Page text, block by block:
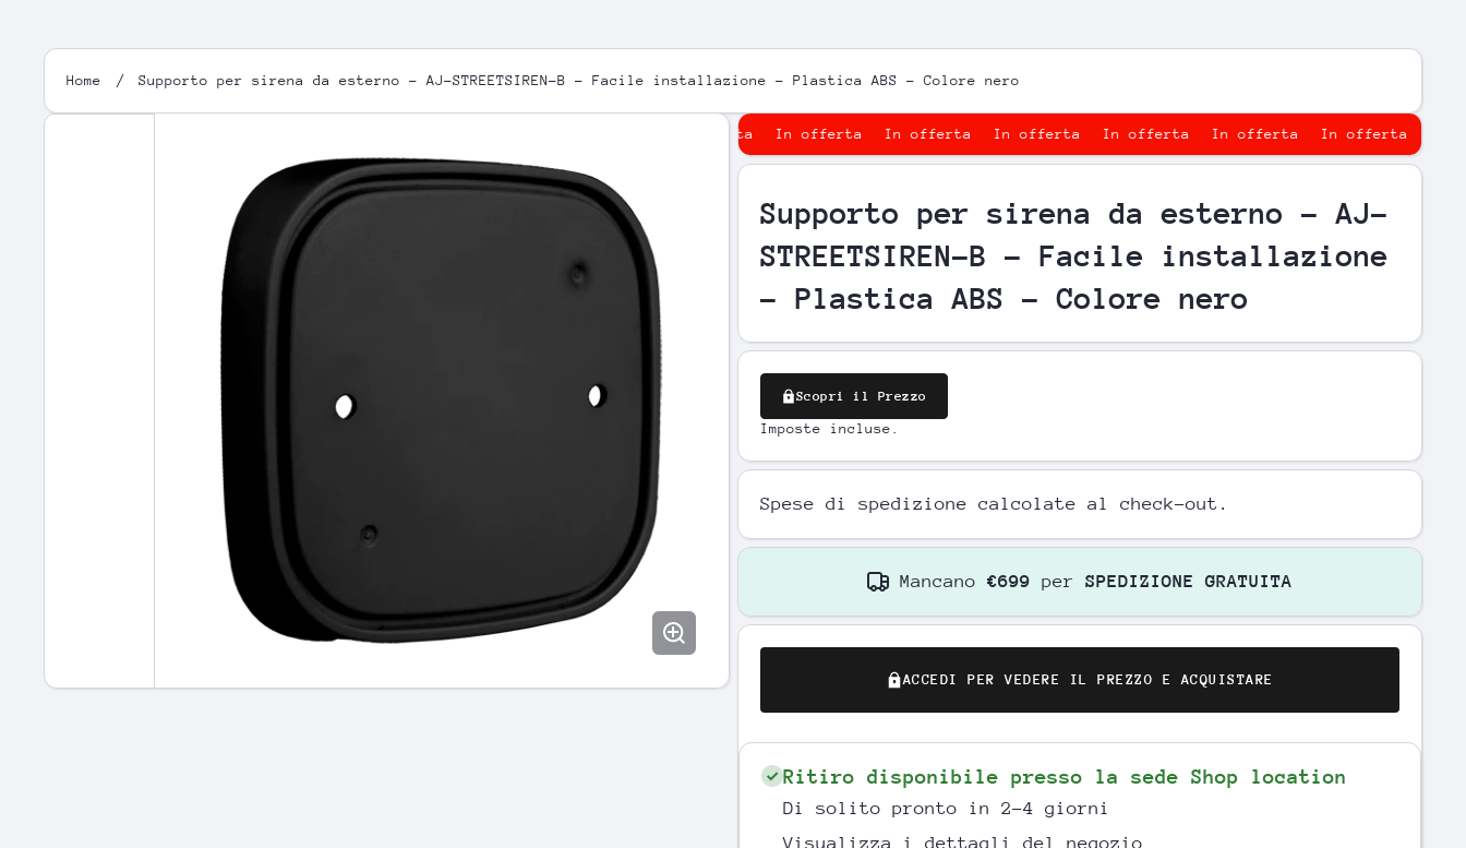
Home Supporto per sirena da esterno - AJ-STREETSIREN-B - Facile installazione - Plastica ABS - Colore nero
In offerta In offerta In offerta In offerta In offerta In offerta In
Supporto per sirena da esterno - AJ-
STREETSIREN-B - Facile installazione
- Plastica ABS - Colore nero
Scopri il Prezzo
Imposte incluse.
Spese di spedizione calcolate al check-out.
Mancano €699 per SPEDIZIONE GRATUITA
ACCEDI PER VEDERE IL PREZZO E ACQUISTARE
Ritiro disponibile presso la sede Shop location
Di solito pronto in 2-4 giorni
Visualizza i dettagli del negozio